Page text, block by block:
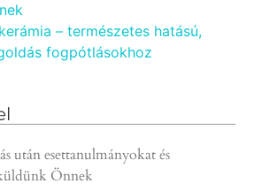
– természetes hatású,
fogpótlásokhoz
után esettanulmányokat és
Önnek